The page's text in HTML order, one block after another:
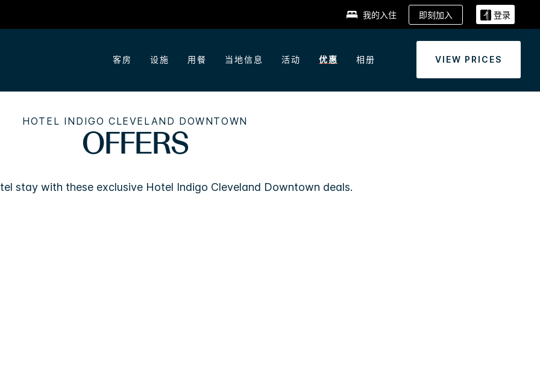
我的入住 即刻加入 登录
客房 设施 用餐 当地信息 活动 优惠 相册 VIEW PRICES
HOTEL INDIGO CLEVELAND DOWNTOWN
OFFERS
stay with these exclusive Hotel Indigo Cleveland Downtown deals.